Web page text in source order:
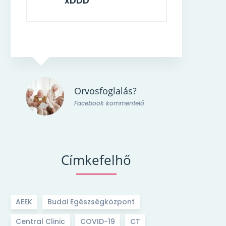
Orvosfoglalás?
Facebook kommentelő
Címkefelhő
AEEK
Budai Egészségközpont
Central Clinic
COVID-19
CT